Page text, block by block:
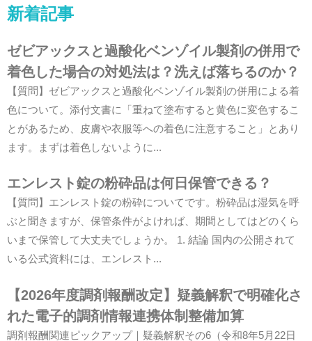
新着記事
ゼビアックスと過酸化ベンゾイル製剤の併用で
着色した場合の対処法は？洗えば落ちるのか？
【質問】ゼビアックスと過酸化ベンゾイル製剤の併用による着
色について。添付文書に「重ねて塗布すると黄色に変色するこ
とがあるため、皮膚や衣服等への着色に注意すること」とあり
ます。まずは着色しないように...
エンレスト錠の粉砕品は何日保管できる？
【質問】エンレスト錠の粉砕についてです。粉砕品は湿気を呼
ぶと聞きますが、保管条件がよければ、期間としてはどのくら
いまで保管して大丈夫でしょうか。 1. 結論 国内の公開されて
いる公式資料には、エンレスト...
【2026年度調剤報酬改定】疑義解釈で明確化さ
れた電子的調剤情報連携体制整備加算
調剤報酬関連ピックアップ｜疑義解釈その6（令和8年5月22日